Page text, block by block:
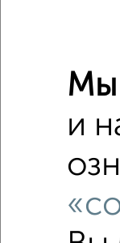
Мы
и